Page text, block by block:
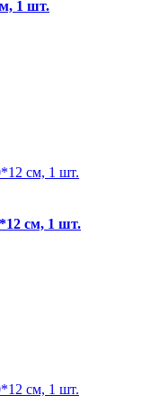
1 шт.
см, 1 шт.